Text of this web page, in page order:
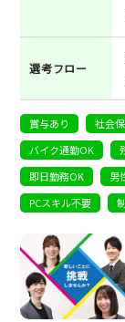
選考フロー
賞与あり 社会
バイク通勤OK
即日勤務OK
男
PCスキル不要